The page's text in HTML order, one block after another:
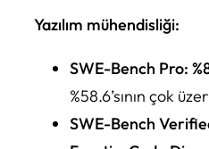
Yazılım mühendisliği:
SWE-Bench Pro:
%58.6’sının çok
SWE-Bench